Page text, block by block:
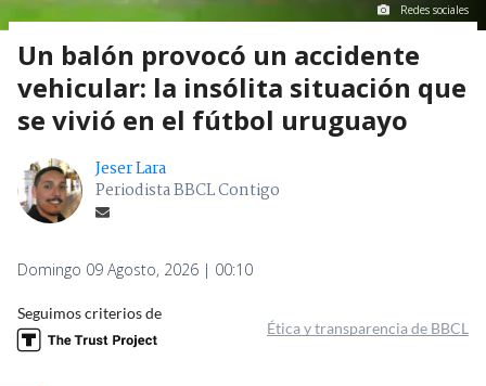
Redes sociales
Un balón provocó un accidente
vehicular: la insólita situación que
se vivió en el fútbol uruguayo
Jeser Lara
Periodista BBCL Contigo
Domingo 09 Agosto, 2026 | 00:10
Seguimos criterios de
Ética y transparencia de BBCL